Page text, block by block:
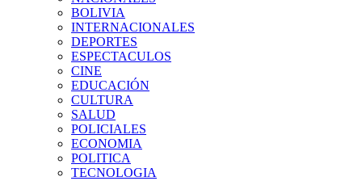
BOLIVIA
INTERNACIONALES
DEPORTES
ESPECTACULOS
CINE
EDUCACIÓN
CULTURA
SALUD
POLICIALES
ECONOMIA
POLITICA
TECNOLOGIA